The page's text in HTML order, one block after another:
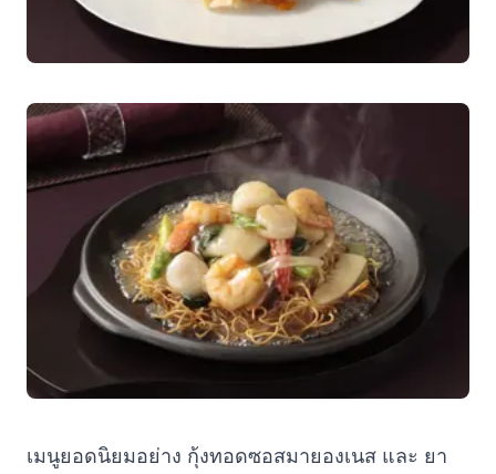
เมนูยอดนิยมอย่าง กุ้งทอดซอสมายองเนส และ ยา